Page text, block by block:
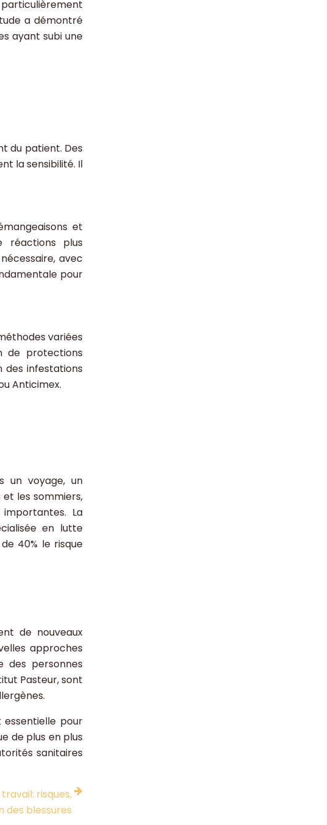
a démontré
ayant subi une
du patient. Des
la sensibilité. Il
et
réactions plus
avec
pour
variées
de protections
des infestations
Anticimex.
un voyage, un
les sommiers,
La
en lutte
40% le risque
de nouveaux
approches
des personnes
Pasteur, sont
essentielle pour
de plus en plus
sanitaires
risques,
des blessures